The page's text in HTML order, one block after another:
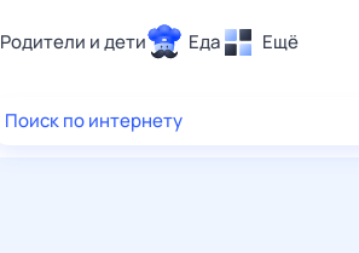
Родители и дети Еда Ещё
Здоровье
Поиск по интернету